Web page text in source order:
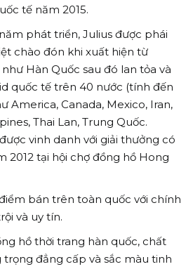
tế năm 2015.
phát triển, Julius được phái
chào đón khi xuất hiện từ
Hàn Quốc sau đó lan tỏa và
quốc tế trên 40 nước (tính đến
America, Canada, Mexico, Iran,
Thai Lan, Trung Quốc.
vinh danh với giải thưởng có
2012 tại hội chợ đồng hồ Hong
bán trên toàn quốc với chính
và uy tín.
hồ thời trang hàn quốc, chất
đẳng cấp và sắc màu tinh